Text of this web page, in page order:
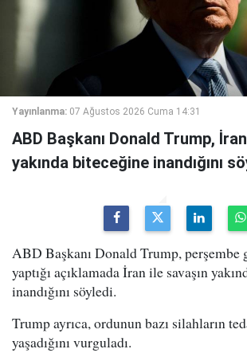
Yayınlanma: 07 Ağustos 2026 Cuma 14:31
ABD Başkanı Donald Trump,
yakında biteceğine inandığını
ABD Başkanı Donald Trump, perşembe
yaptığı açıklamada İran ile savaşın
inandığını söyledi.
Trump ayrıca, ordunun bazı silahların
yaşadığını vurguladı.